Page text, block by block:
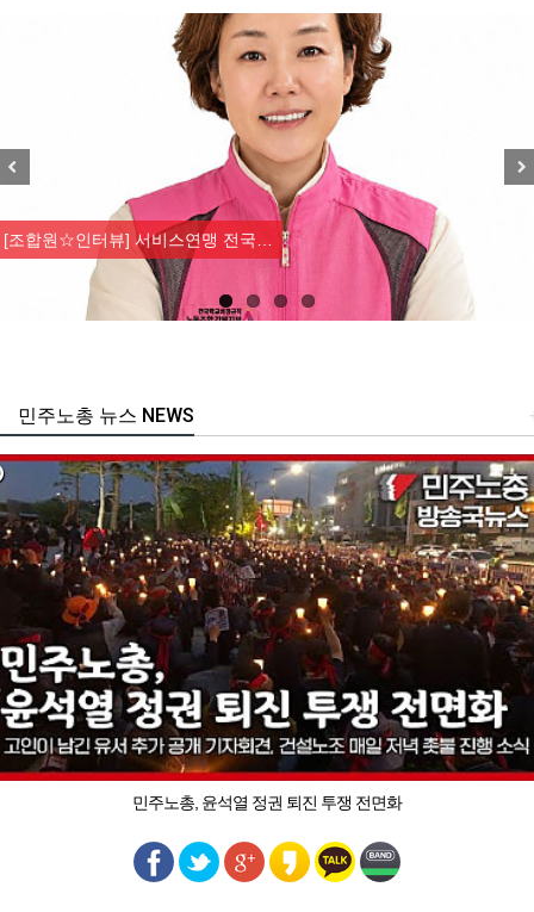
[조합원☆인터뷰] 서비스연맹 전국…
주노총 뉴스 NEWS
민주노총, 윤석열 정권 퇴진 투쟁 전면화